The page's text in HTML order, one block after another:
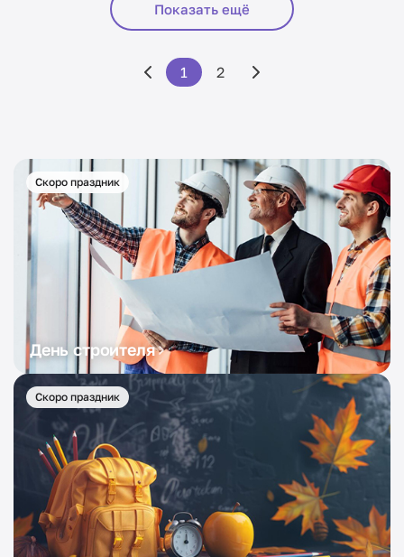
Показать ещё
1 2
Скоро праздник
День строителя
Скоро праздник